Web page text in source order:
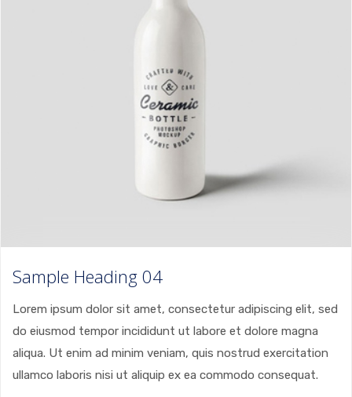
Sample Heading 04
Lorem ipsum dolor sit amet, consectetur adipiscing elit, sed
do eiusmod tempor incididunt ut labore et dolore magna
aliqua. Ut enim ad minim veniam, quis nostrud exercitation
ullamco laboris nisi ut aliquip ex ea commodo consequat.